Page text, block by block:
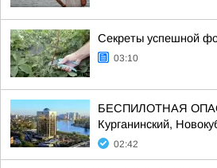
Секреты успешной
03:10
БЕСПИЛОТНАЯ
Курганинский,
02:42